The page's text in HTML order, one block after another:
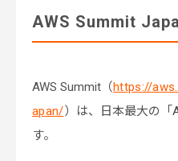
AWS Summit
AWS Summit（https://
apan/）は、日本最大の「
す。